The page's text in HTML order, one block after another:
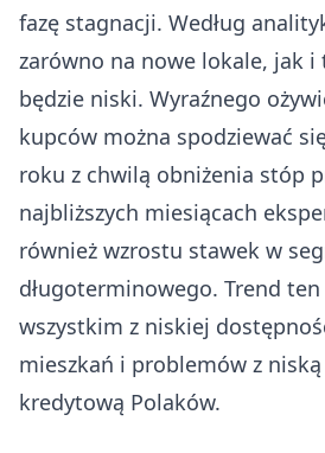
fazę stagnacji. Według
zarówno na nowe lokale, jak i
będzie niski. Wyraźnego
kupców można spodziewać
roku z chwilą obniżenia stóp
najbliższych miesiącach
również wzrostu stawek w
długoterminowego. Trend
wszystkim z niskiej
mieszkań i problemów z
kredytową Polaków.